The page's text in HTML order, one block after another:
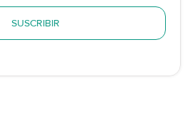
SUSCRIBIR